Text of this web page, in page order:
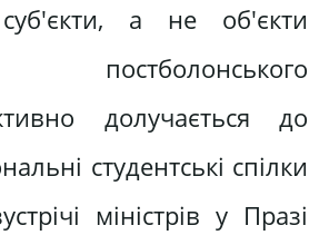
а не об'єкти
постболонського
долучається до
студентські спілки
міністрів у Празі